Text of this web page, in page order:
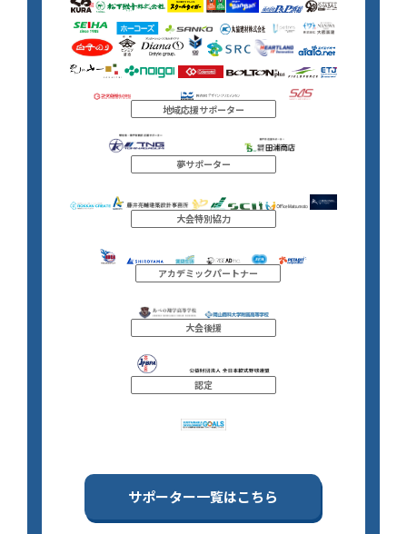
地域応援サポーター
夢サポーター
大会特別協力
アカデミックパートナー
大会後援
認定
サポーター一覧はこちら